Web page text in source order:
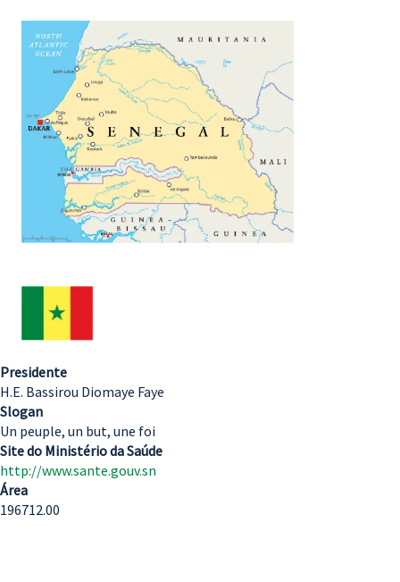
Imagem
Presidente
H.E. Bassirou Diomaye Faye
Slogan
Un peuple, un but, une foi
Site do Ministério da Saúde
http://www.sante.gouv.sn
Área
196712.00